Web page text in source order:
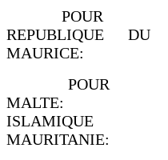
POUR
MAURICE:
MALTE: LA
MAURITANIE: